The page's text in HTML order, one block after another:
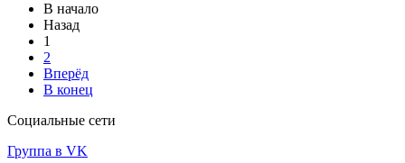
В начало
Назад
1
2
Вперёд
В конец
Социальные сети
Группа в VK